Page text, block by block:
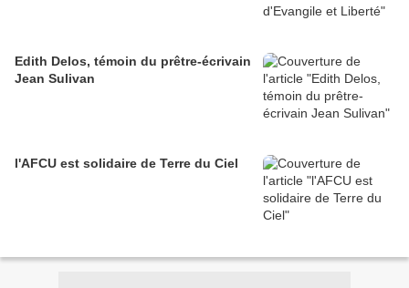
Edith Delos, témoin du prêtre-écrivain
Jean Sulivan
l'AFCU est solidaire de Terre du Ciel